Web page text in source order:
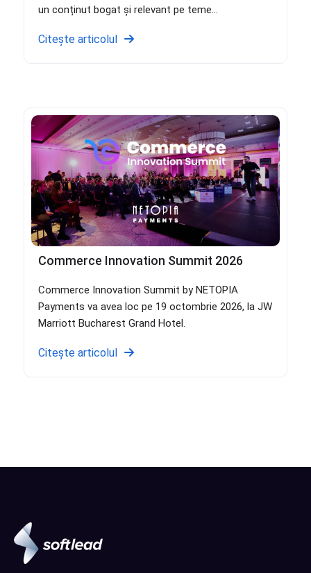
un conținut bogat și relevant pe teme...
Citește articolul
Commerce Innovation Summit 2026
Commerce Innovation Summit by NETOPIA
Payments va avea loc pe 19 octombrie 2026, la JW
Marriott Bucharest Grand Hotel.
Citește articolul